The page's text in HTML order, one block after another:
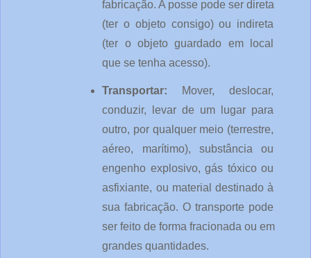
fabricação. A posse pode ser direta
(ter o objeto consigo) ou indireta
(ter o objeto guardado em local
que se tenha acesso).
Transportar:
Mover, deslocar,
conduzir, levar de um lugar para
outro, por qualquer meio (terrestre,
aéreo, marítimo), substância ou
engenho explosivo, gás tóxico ou
asfixiante, ou material destinado à
sua fabricação. O transporte pode
ser feito de forma fracionada ou em
grandes quantidades.